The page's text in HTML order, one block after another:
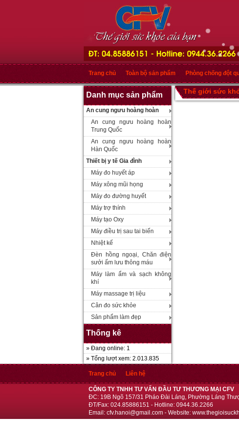
Trang chủ Toàn bộ sản phẩm Phòng chống đột
Danh mục sản phẩm
An cung ngưu hoàng hoàn
An cung ngưu hoàng hoàn
Trung Quốc
An cung ngưu hoàng hoàn
Hàn Quốc
Thiết bị y tế Gia đình
Máy đo huyết áp
Máy xông mũi họng
Máy đo đường huyết
Máy trợ thính
Máy tạo Oxy
Máy điều trị sau tai biến
Nhiệt kế
Đèn hồng ngoại, Chăn điện
sưởi ấm lưu thông máu
Máy làm ẩm và sạch không
khí
Máy massage trị liệu
Cân đo sức khỏe
Sản phẩm làm đẹp
Thống kê
» Đang online: 1
» Tổng lượt xem: 2.013.835
Thế giới sức
Trang chủ Liên hệ
CÔNG TY TNHH TƯ VẤN ĐẦU TƯ THƯƠNG MẠI CFV
ĐC: 19B Ngõ 157/31 Pháo Đài Láng, Phường Láng
ĐT/Fax: 024.85886151 - Hotline: 0944.36.2266
Email: cfv.hanoi@gmail.com - Website: